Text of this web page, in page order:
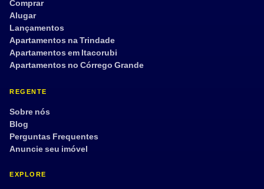
Comprar
Alugar
Lançamentos
Apartamentos na Trindade
Apartamentos em Itacorubi
Apartamentos no Córrego Grande
REGENTE
Sobre nós
Blog
Perguntas Frequentes
Anuncie seu imóvel
EXPLORE